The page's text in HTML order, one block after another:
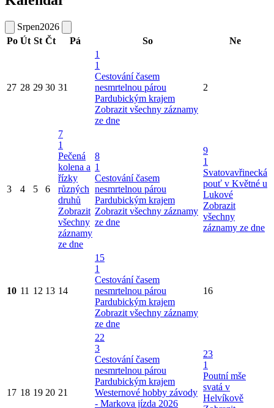
Srpen2026
Po Út St Čt Pá So Ne
27 28 29 30 31
1
1
Cestování časem
nesmrtelnou párou
Pardubickým krajem
Zobrazit všechny záznamy
ze dne
2
3 4 5 6
7
1
Pečená
kolena a
řízky
různých
druhů
Zobrazit
všechny
záznamy
ze dne
8
1
Cestování časem
nesmrtelnou párou
Pardubickým krajem
Zobrazit všechny záznamy
ze dne
9
1
Svatovavřinecká
pouť v Květné u
Lukové
Zobrazit
všechny
záznamy ze dne
10 11 12 13 14
15
1
Cestování časem
nesmrtelnou párou
Pardubickým krajem
Zobrazit všechny záznamy
ze dne
16
17 18 19 20 21
22
3
Cestování časem
nesmrtelnou párou
Pardubickým krajem
Westernové hobby závody
- Markova jízda 2026
23
1
Poutní mše
svatá v
Helvíkově